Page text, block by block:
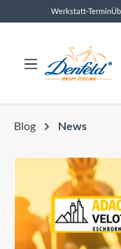
springenWerkstatt-Termin
Blog News